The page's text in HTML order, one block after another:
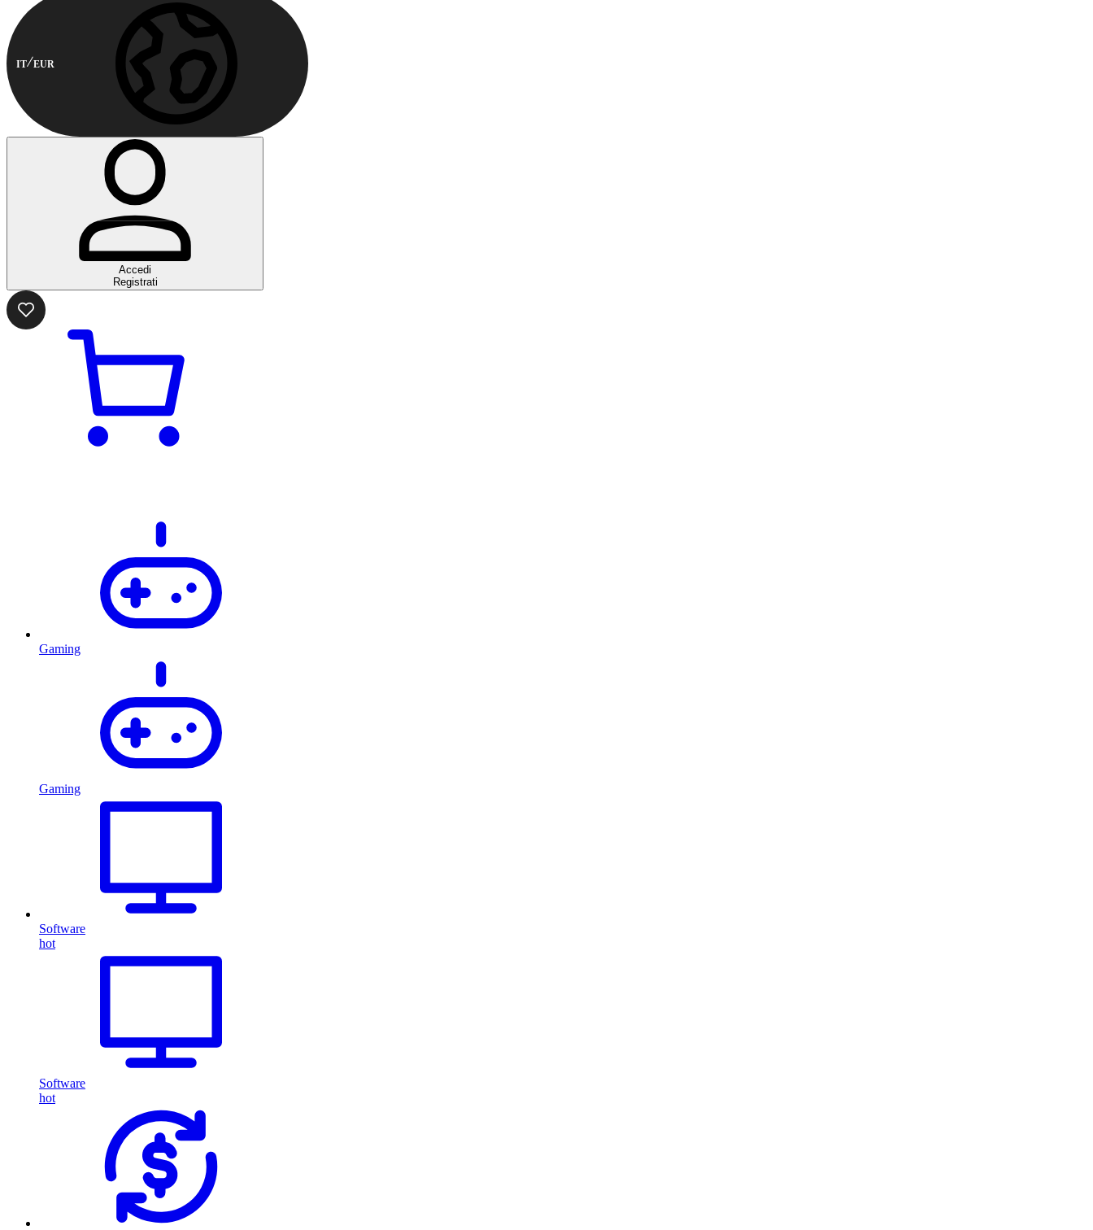
IT EUR
Accedi
Registrati
Gaming
Gaming
Software
hot
Software
hot